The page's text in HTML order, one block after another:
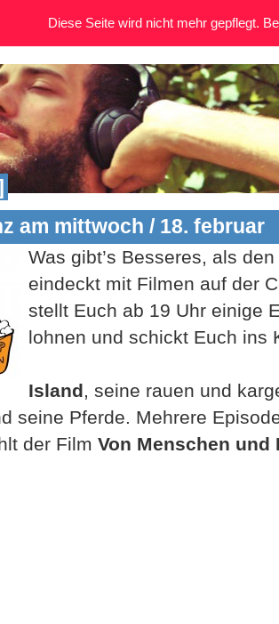
am mittwoch / 18. februar
Was gibt’s Besseres, als
eindeckt mit Filmen auf der
stellt Euch ab 19 Uhr einige
lohnen und schickt Euch ins
Island, seine rauen und
seine Pferde. Mehrere
der Film Von Menschen und
Diese Seite wird nicht mehr gepflegt.